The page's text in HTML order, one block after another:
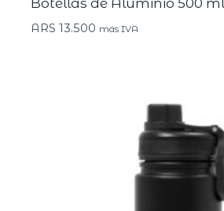
ARS 13.500 más IVA